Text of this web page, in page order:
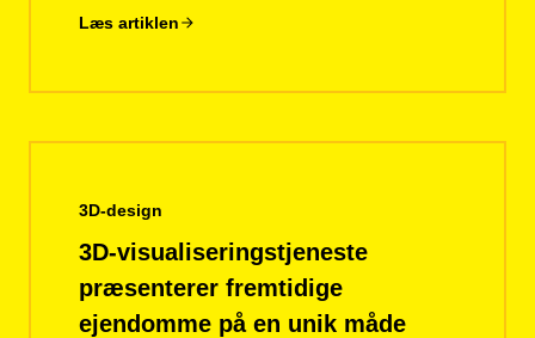
Læs artiklen
3D-design
3D-visualiseringstjeneste
præsenterer fremtidige
ejendomme på en unik måde